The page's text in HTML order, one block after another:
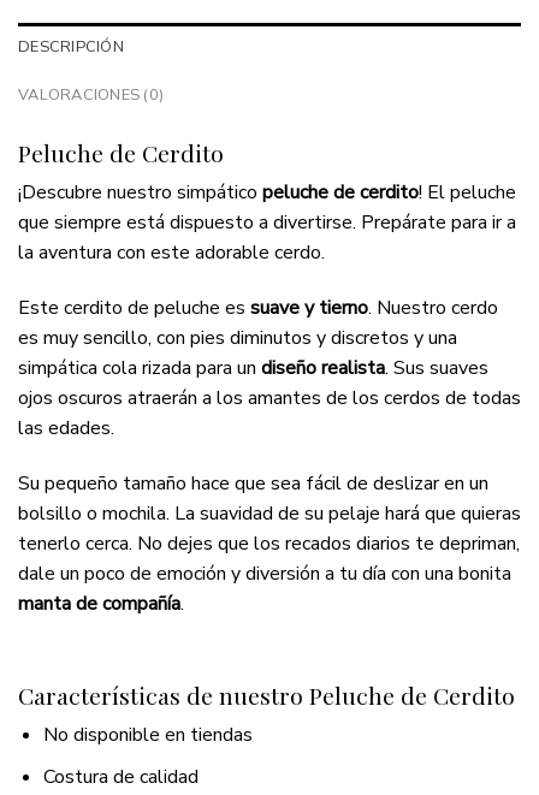
DESCRIPCIÓN
VALORACIONES (0)
Peluche de Cerdito
¡Descubre nuestro simpático peluche de cerdito! El peluche
que siempre está dispuesto a divertirse. Prepárate para ir a
la aventura con este adorable cerdo.
Este cerdito de peluche es suave y tierno. Nuestro cerdo
es muy sencillo, con pies diminutos y discretos y una
simpática cola rizada para un diseño realista. Sus suaves
ojos oscuros atraerán a los amantes de los cerdos de todas
las edades.
Su pequeño tamaño hace que sea fácil de deslizar en un
bolsillo o mochila. La suavidad de su pelaje hará que quieras
tenerlo cerca. No dejes que los recados diarios te depriman,
dale un poco de emoción y diversión a tu día con una bonita
manta de compañía.
Características de nuestro Peluche de Cerdito
No disponible en tiendas
Costura de calidad